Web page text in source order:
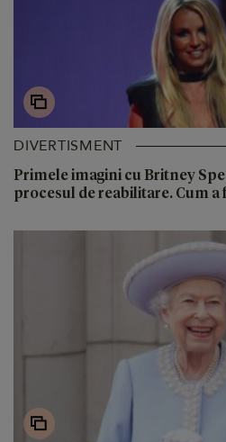
DIVERTISMENT
Primele imagini cu Britney
procesul de reabilitare. Cum